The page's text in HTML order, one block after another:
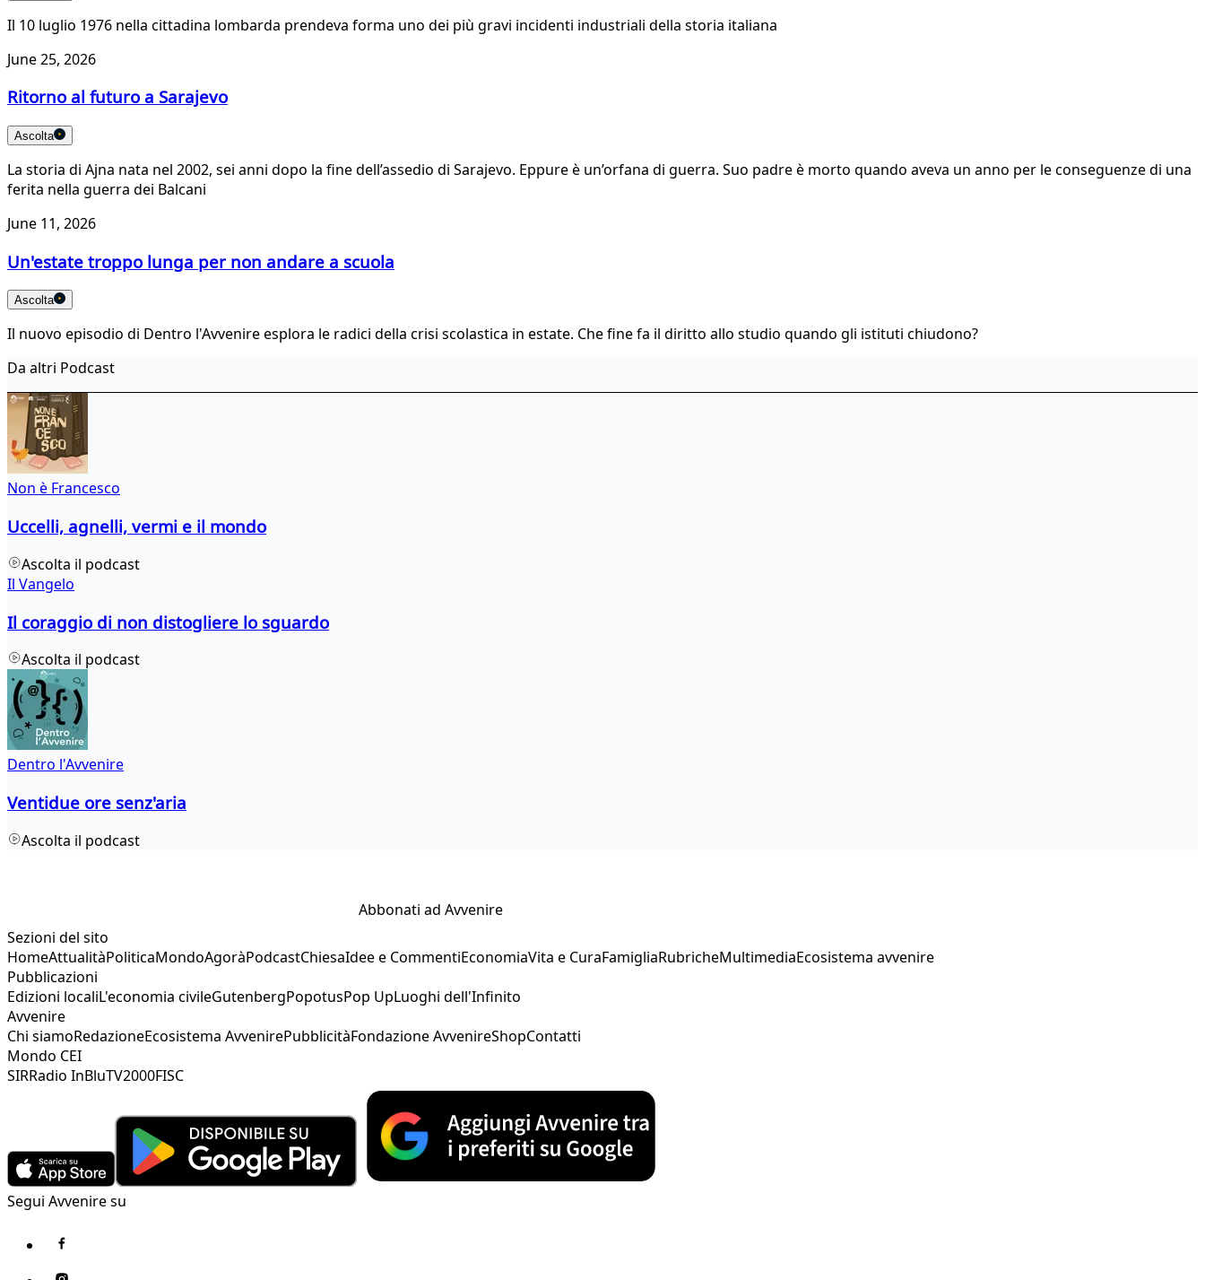
Il 10 luglio 1976 nella cittadina lombarda prendeva forma uno dei più gravi incidenti industriali della storia italiana
June 25, 2026
Ritorno al futuro a Sarajevo
Ascolta
La storia di Ajna nata nel 2002, sei anni dopo la fine dell’assedio di Sarajevo. Eppure è un’orfana di guerra. Suo padre è morto quando aveva un anno per le conseguenze di una
ferita nella guerra dei Balcani
June 11, 2026
Un'estate troppo lunga per non andare a scuola
Ascolta
Il nuovo episodio di Dentro l'Avvenire esplora le radici della crisi scolastica in estate. Che fine fa il diritto allo studio quando gli istituti chiudono?
Da altri Podcast
Non è Francesco
Uccelli, agnelli, vermi e il mondo
Ascolta il podcast
Il Vangelo
Il coraggio di non distogliere lo sguardo
Ascolta il podcast
Dentro l'Avvenire
Ventidue ore senz'aria
Ascolta il podcast
Abbonati ad Avvenire
Sezioni del sito
HomeAttualitàPoliticaMondoAgoràPodcastChiesaIdee e CommentiEconomiaVita e CuraFamigliaRubricheMultimediaEcosistema avvenire
Pubblicazioni
Edizioni localiL'economia civileGutenbergPopotusPop UpLuoghi dell'Infinito
Avvenire
Chi siamoRedazioneEcosistema AvvenirePubblicitàFondazione AvvenireShopContatti
Mondo CEI
SIRRadio InBluTV2000FISC
Segui Avvenire su